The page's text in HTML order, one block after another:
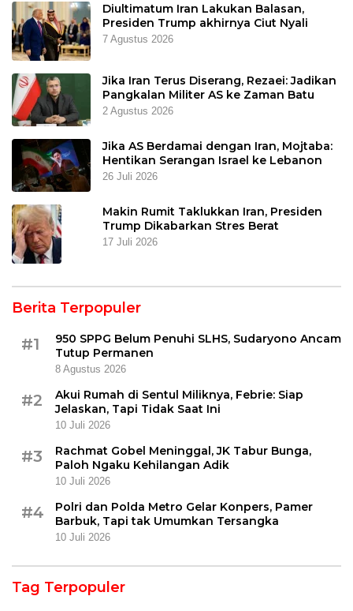
Diultimatum Iran Lakukan Balasan,
Presiden Trump akhirnya Ciut Nyali
7 Agustus 2026
Jika Iran Terus Diserang, Rezaei: Jadikan
Pangkalan Militer AS ke Zaman Batu
2 Agustus 2026
Jika AS Berdamai dengan Iran, Mojtaba:
Hentikan Serangan Israel ke Lebanon
26 Juli 2026
Makin Rumit Taklukkan Iran, Presiden
Trump Dikabarkan Stres Berat
17 Juli 2026
Berita Terpopuler
#1
950 SPPG Belum Penuhi SLHS, Sudaryono Ancam
Tutup Permanen
8 Agustus 2026
#2
Akui Rumah di Sentul Miliknya, Febrie: Siap
Jelaskan, Tapi Tidak Saat Ini
10 Juli 2026
#3
Rachmat Gobel Meninggal, JK Tabur Bunga,
Paloh Ngaku Kehilangan Adik
10 Juli 2026
#4
Polri dan Polda Metro Gelar Konpers, Pamer
Barbuk, Tapi tak Umumkan Tersangka
10 Juli 2026
Tag Terpopuler